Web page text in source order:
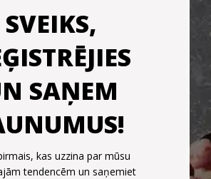
SVEIKS,
SAŅEM
kas uzzina par mūsu
tendencēm un saņemiet